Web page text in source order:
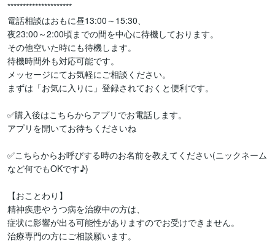
*********************
電話相談はおもに昼13:00～15:30、
夜23:00～2:00頃までの間を中心に待機しております。
その他空いた時にも待機します。
待機時間外も対応可能です。
メッセージにてお気軽にご相談ください。
まずは「お気に入りに」登録されておくと便利です。
✅購入後はこちらからアプリでお電話します。
アプリを開いてお待ちくださいね
✅こちらからお呼びする時のお名前を教えてください(ニックネーム
など何でもOKです♪)
【おことわり】
精神疾患やうつ病を治療中の方は、
症状に影響が出る可能性がありますのでお受けできません。
治療専門の方にご相談願います。